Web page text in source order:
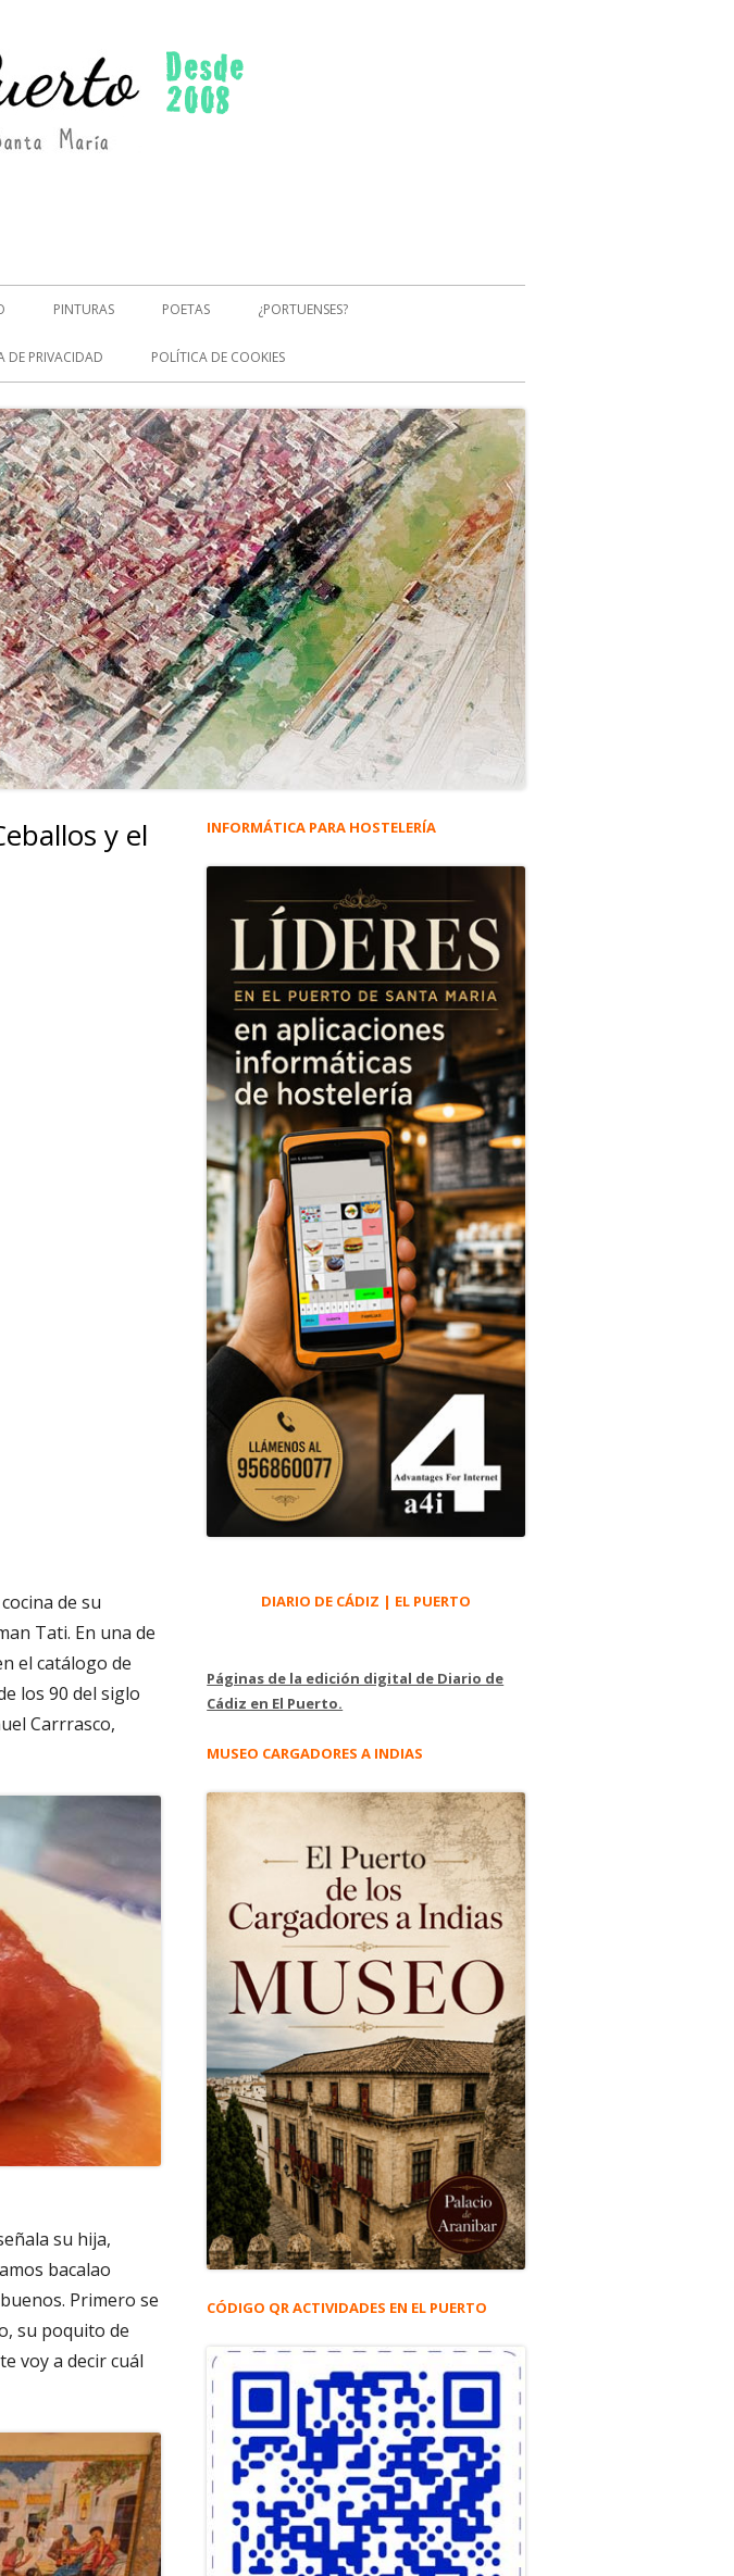
PINTURAS POETAS ¿PORTUENSES?
DE PRIVACIDAD POLÍTICA DE COOKIES
y el
García. Casa Paco Ceballos y el bacalao en tomate #5.931
de su
Tati. En una de
el catálogo de
los 90 del siglo
Carrrasco,
su hija,
bacalao
Primero se
su poquito de
voy a decir cuál
Barra
principal
INFORMÁTICA PARA HOSTELERÍA
DIARIO DE CÁDIZ | EL PUERTO
Páginas de la edición digital de Diario de
Cádiz en El Puerto.
MUSEO CARGADORES A INDIAS
CÓDIGO QR ACTIVIDADES EN EL PUERTO